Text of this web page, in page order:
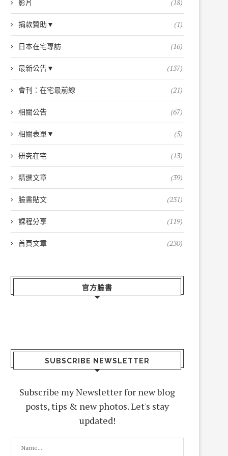
影片 (18)
捐款贊助▼ (1)
日本在宅專訪 (16)
最新公告▼ (137)
會刊：在宅最前線 (21)
相關公告 (67)
相關表單▼ (5)
研究在宅 (13)
精選文章 (39)
臉書貼文 (231)
課程分享 (119)
首頁文章 (230)
官方臉書
SUBSCRIBE NEWSLETTER
Subscribe my Newsletter for new blog
posts, tips & new photos. Let's stay
updated!